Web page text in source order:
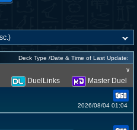
Deck Type /Date & Time of Last Update:
∨
DuelLinks
Master Duel
2026/08/04 01:04